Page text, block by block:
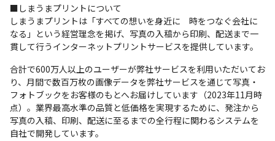
■しまうまプリントについて
しまうまプリントは「すべての想いを身近に　時をつなぐ会社に
なる」という経営理念を掲げ、写真の入稿から印刷、配送まで一
貫して行うインターネットプリントサービスを提供しています。
合計で600万人以上のユーザーが弊社サービスを利用いただいてお
り、月間で数百万枚の画像データを弊社サービスを通じて写真・
フォトブックをお客様のもとへお届けしています（2023年11月時
点）。業界最高水準の品質と低価格を実現するために、発注から
写真の入稿、印刷、配送に至るまでの全行程に関わるシステムを
自社で開発しています。